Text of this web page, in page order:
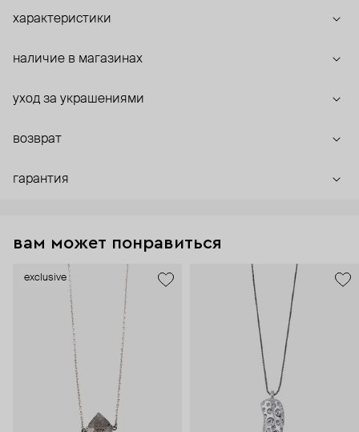
характеристики
наличие в магазинах
уход за украшениями
возврат
гарантия
вам может понравиться
exclusive